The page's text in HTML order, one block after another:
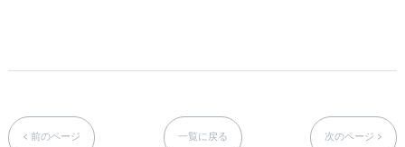
< 前のページ 一覧に戻る 次のページ >